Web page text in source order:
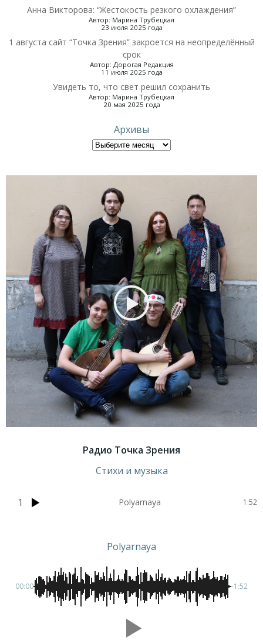
Анна Викторова: “Жестокость резкого охлаждения”
Автор: Марина Трубецкая
23 июля 2025 года
1 августа сайт “Точка Зрения” закроется на неопределённый
срок
Автор: Дорогая Редакция
11 июля 2025 года
Увидеть то, что свет решил сохранить
Автор: Марина Трубецкая
20 мая 2025 года
Архивы
Радио Точка Зрения
Стихи и музыка
1 Polyarnaya 1:52
Polyarnaya
00:00 -1:52